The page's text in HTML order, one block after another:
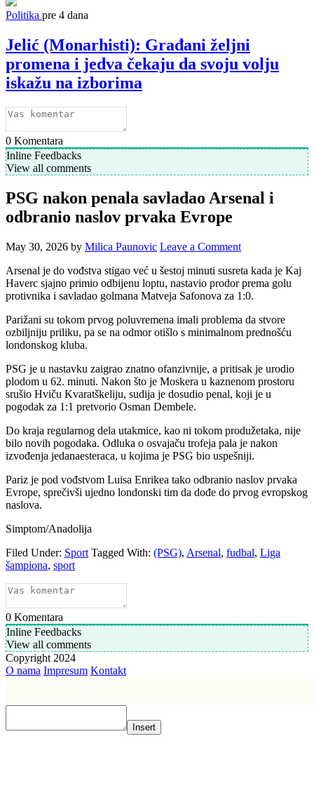
Politika pre 4 dana
Jelić (Monarhisti): Građani željni
promena i jedva čekaju da svoju volju
iskažu na izborima
0 Komentara
Inline Feedbacks
View all comments
PSG nakon penala savladao Arsenal i
odbranio naslov prvaka Evrope
May 30, 2026 by Milica Paunovic Leave a Comment
Arsenal je do vođstva stigao već u šestoj minuti susreta kada je Kaj
Haverc sjajno primio odbijenu loptu, nastavio prodor prema golu
protivnika i savladao golmana Matveja Safonova za 1:0.
Parižani su tokom prvog poluvremena imali problema da stvore
ozbiljniju priliku, pa se na odmor otišlo s minimalnom prednošću
londonskog kluba.
PSG je u nastavku zaigrao znatno ofanzivnije, a pritisak je urodio
plodom u 62. minuti. Nakon što je Moskera u kaznenom prostoru
srušio Hviču Kvaratškeliju, sudija je dosudio penal, koji je u
pogodak za 1:1 pretvorio Osman Dembele.
Do kraja regularnog dela utakmice, kao ni tokom produžetaka, nije
bilo novih pogodaka. Odluka o osvajaču trofeja pala je nakon
izvođenja jedanaesteraca, u kojima je PSG bio uspešniji.
Pariz je pod vođstvom Luisa Enrikea tako odbranio naslov prvaka
Evrope, sprečivši ujedno londonski tim da dođe do prvog evropskog
naslova.
Simptom/Anadolija
Filed Under: Sport Tagged With: (PSG), Arsenal, fudbal, Liga
šampiona, sport
0 Komentara
Inline Feedbacks
View all comments
Copyright 2024
O nama Impresum Kontakt
Insert